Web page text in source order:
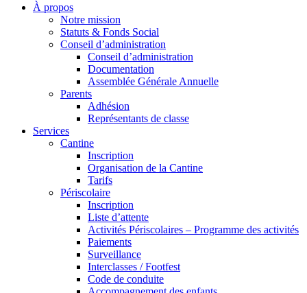
À propos
Notre mission
Statuts & Fonds Social
Conseil d’administration
Conseil d’administration
Documentation
Assemblée Générale Annuelle
Parents
Adhésion
Représentants de classe
Services
Cantine
Inscription
Organisation de la Cantine
Tarifs
Périscolaire
Inscription
Liste d’attente
Activités Périscolaires – Programme des activités
Paiements
Surveillance
Interclasses / Footfest
Code de conduite